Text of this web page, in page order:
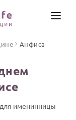
Анфиса
именинницы